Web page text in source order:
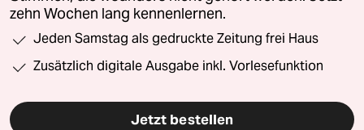
zehn Wochen lang kennenlernen.
Jeden Samstag als gedruckte Zeitung frei Haus
Zusätzlich digitale Ausgabe inkl. Vorlesefunktion
Jetzt bestellen